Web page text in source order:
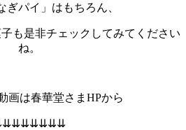
ぎパイ」はもちろん、
も是非チェックしてみてください
ね。
画は春華堂さまHPから